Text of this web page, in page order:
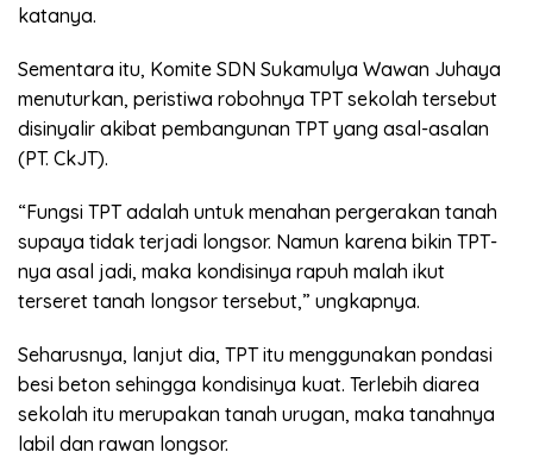
katanya.
Sementara itu, Komite SDN Sukamulya Wawan Juhaya
menuturkan, peristiwa robohnya TPT sekolah tersebut
disinyalir akibat pembangunan TPT yang asal-asalan
(PT. CkJT).
“Fungsi TPT adalah untuk menahan pergerakan tanah
supaya tidak terjadi longsor. Namun karena bikin TPT-
nya asal jadi, maka kondisinya rapuh malah ikut
terseret tanah longsor tersebut,” ungkapnya.
Seharusnya, lanjut dia, TPT itu menggunakan pondasi
besi beton sehingga kondisinya kuat. Terlebih diarea
sekolah itu merupakan tanah urugan, maka tanahnya
labil dan rawan longsor.